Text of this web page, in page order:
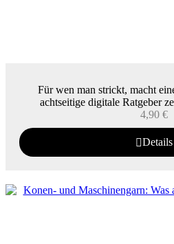
Für wen man strickt, macht
achtseitige digitale Ratgeber
4,90 €
Details